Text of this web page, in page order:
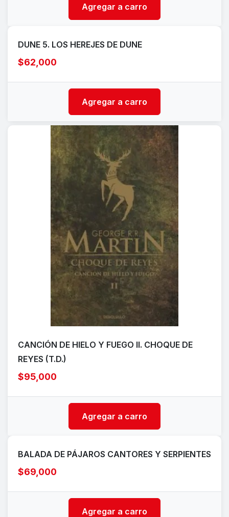
Agregar a carro
DUNE 5. LOS HEREJES DE DUNE
$62,000
Agregar a carro
CANCIÓN DE HIELO Y FUEGO II. CHOQUE DE
REYES (T.D.)
$95,000
Agregar a carro
BALADA DE PÁJAROS CANTORES Y SERPIENTES
$69,000
Agregar a carro